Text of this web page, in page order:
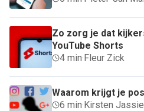
Zo zorg je dat
YouTube Shorts
4 min·Fleur Zick
Waarom krijgt je
6 min·Kirsten